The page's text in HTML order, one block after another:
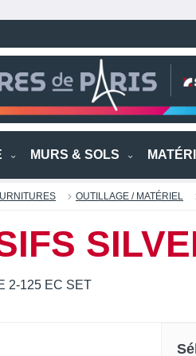
MURS & SOLS
OUTILLAGE / MATÉRIEL
2-125 EC SET